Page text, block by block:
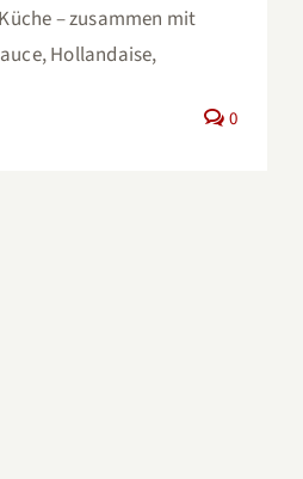
– zusammen mit
Hollandaise,
0